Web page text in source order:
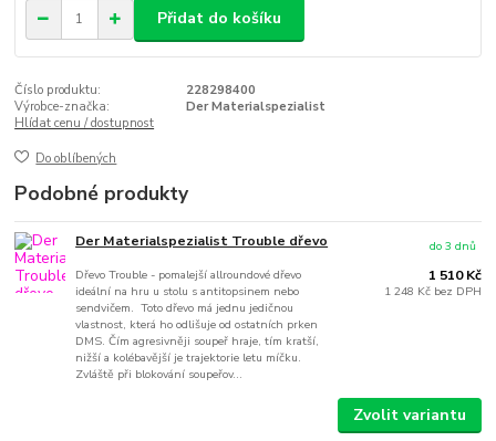
Přidat do košíku
Číslo produktu:
228298400
Výrobce-značka:
Der Materialspezialist
Hlídat cenu / dostupnost
Do oblíbených
Podobné produkty
Der Materialspezialist Trouble dřevo
Dřevo Trouble - pomalejší allroundové dřevo
ideální na hru u stolu s antitopsinem nebo
sendvičem. Toto dřevo má jednu jedičnou
vlastnost, která ho odlišuje od ostatních prken
DMS. Čím agresivněji soupeř hraje, tím kratší,
nižší a kolébavější je trajektorie letu míčku.
Zvláště při blokování soupeřov...
1 510 Kč
1 248 Kč bez DPH
do 3 dnů
Zvolit variantu